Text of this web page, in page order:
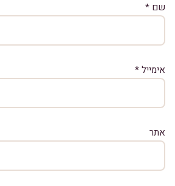
שם *
אימייל*
אתר